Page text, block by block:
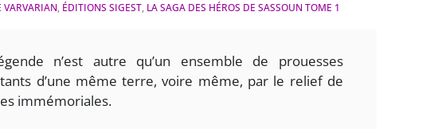
VARVARIAN, ÉDITIONS SIGEST, LA SAGA DES HÉROS DE SASSOUN TOME 1
n’est autre qu’un ensemble de prouesses
d’une même terre, voire même, par le relief de
immémoriales.